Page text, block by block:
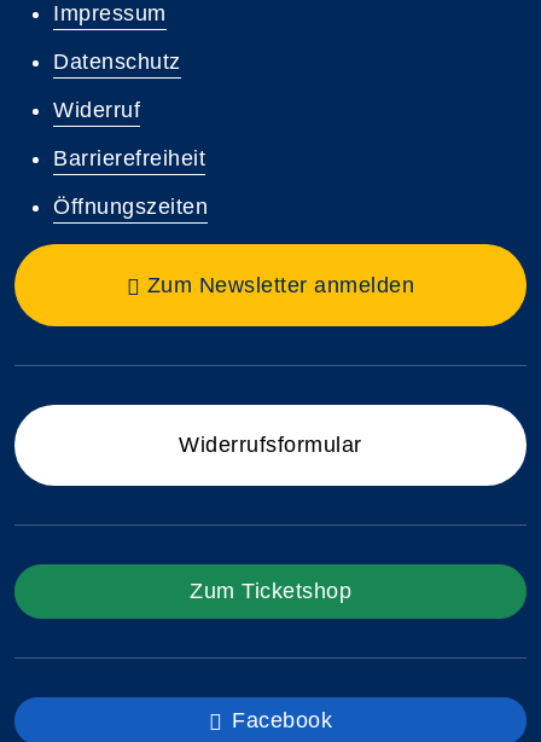
Impressum
Datenschutz
Widerruf
Barrierefreiheit
Öffnungszeiten
Zum Newsletter anmelden
Widerrufsformular
Zum Ticketshop
Facebook